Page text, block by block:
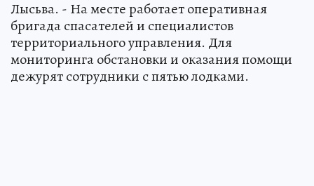
Лысьва. - На месте работает оперативная
бригада спасателей и специалистов
территориального управления. Для
мониторинга обстановки и оказания помощи
дежурят сотрудники с пятью лодками.